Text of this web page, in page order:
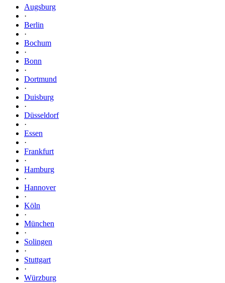
Augsburg
·
Berlin
·
Bochum
·
Bonn
·
Dortmund
·
Duisburg
·
Düsseldorf
·
Essen
·
Frankfurt
·
Hamburg
·
Hannover
·
Köln
·
München
·
Solingen
·
Stuttgart
·
Würzburg